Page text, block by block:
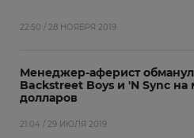
22:50 / 28 НОЯБРЯ 2019
Менеджер-аферист
Backstreet Boys и 'N Sync
долларов
21:04 / 29 ИЮЛЯ 2019